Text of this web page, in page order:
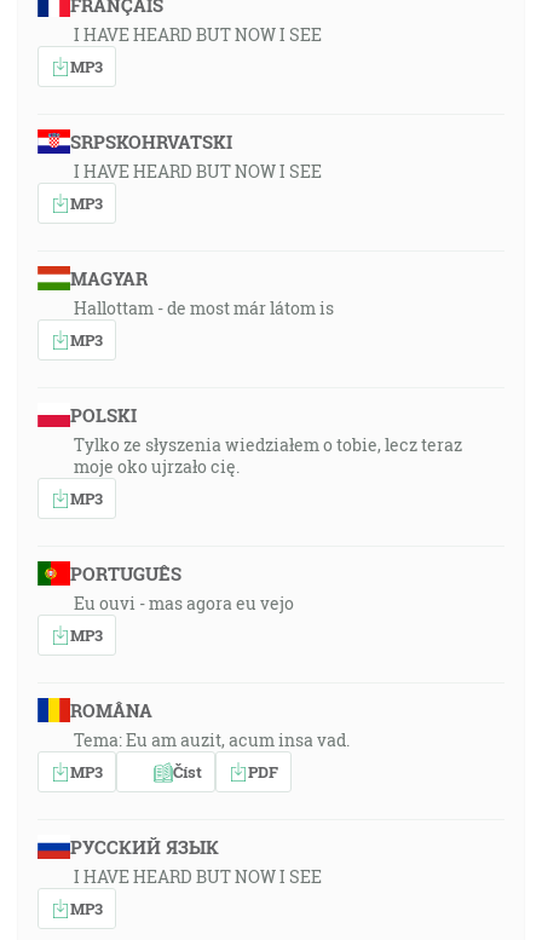
FRANÇAIS
I HAVE HEARD BUT NOW I SEE
MP3
SRPSKOHRVATSKI
I HAVE HEARD BUT NOW I SEE
MP3
MAGYAR
Hallottam - de most már látom is
MP3
POLSKI
Tylko ze słyszenia wiedziałem o tobie, lecz teraz
moje oko ujrzało cię.
MP3
PORTUGUÊS
Eu ouvi - mas agora eu vejo
MP3
ROMÂNA
Tema: Eu am auzit, acum insa vad.
MP3 Číst PDF
РУССКИЙ ЯЗЫК
I HAVE HEARD BUT NOW I SEE
MP3